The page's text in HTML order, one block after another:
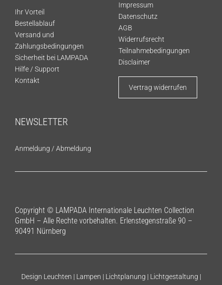
Ihr Vorteil
Bestellablauf
Versand und
Zahlungsbedingungen
Sicherheit bei LAMPADA
Hilfe / Support
Kontakt
Impressum
Datenschutz
AGB
Widerrufsrecht
Teilnahmebedingungen
Disclaimer
Vertrag widerrufen
NEWSLETTER
Anmeldung / Abmeldung
Copyright © LAMPADA Internationale Leuchten Collection
GmbH – Alle Rechte vorbehalten. Erlenstegenstraße 90 –
90491 Nürnberg
Design Leuchten | Lampen | Lichtplanung | Lichtgestaltung |